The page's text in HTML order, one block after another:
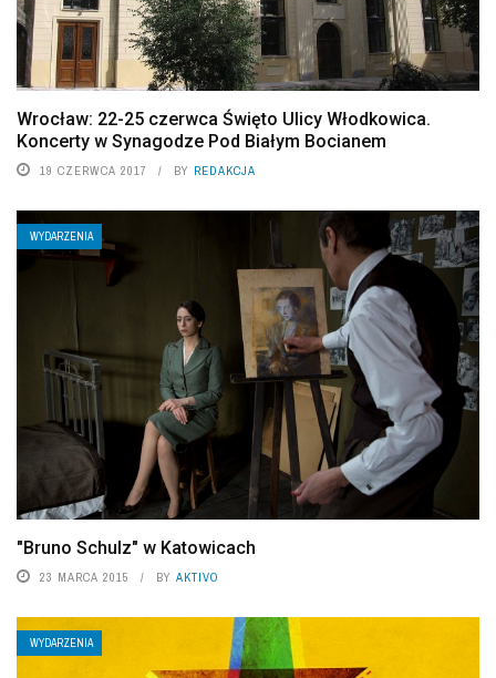
Wrocław: 22-25 czerwca Święto Ulicy Włodkowica.
Koncerty w Synagodze Pod Białym Bocianem
19 CZERWCA 2017 BY REDAKCJA
WYDARZENIA
"Bruno Schulz" w Katowicach
23 MARCA 2015 BY AKTIVO
WYDARZENIA